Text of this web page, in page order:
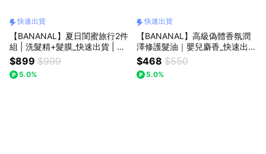
快速出貨
【BANANAL】夏日閨蜜旅行2件
組 | 洗髮精+髮膜_快速出貨 | 深
層護理 | 隨身洗禮 | 禮盒
$899 $999
5.0%
快速出貨
【BANANAL】高級偽體香氛潤
澤修護髮油｜嬰兒麝香_快速出貨
| 生日快樂 | 送禮首選 | 回頭率
定錨
$468 $550
5.0%